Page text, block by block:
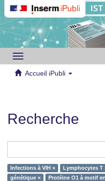
Toggle
navigation
Accueil iPubli
Recherche
Infections à VIH × Lymphocytes T
génétique ×
Protéine O1 à motif